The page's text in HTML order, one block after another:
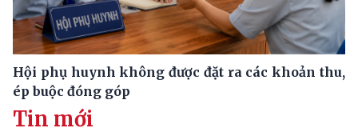
Hội phụ huynh không được đặt ra các khoản thu,
ép buộc đóng góp
Tin mới